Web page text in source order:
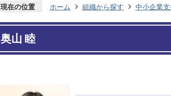
現在の位置 ホーム 組織から探す 中小企業支
奥山 睦